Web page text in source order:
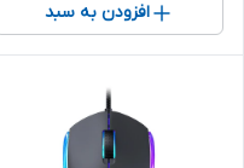
افزودن به سبد